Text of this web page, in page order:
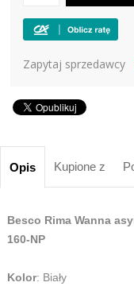
Zapytaj sprzedawcy
Opis Kupione z
Besco Rima Wanna
160-NP
Kolor: Biały